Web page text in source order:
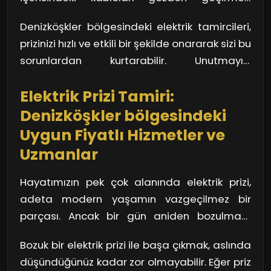
sıkıntıların kökünden çözülmesini sağlayabilir.
Hem güvende olmak hem de kesintisiz bir
enerji akışı için bir uzmana başvurmak akıllıca
olmadığını anlamanıza yardımcı olur. Elinize
bir test cihazı alarak prizden elektrik akışı olup
olmadığını kontrol edebilirsiniz. Ancak eğer
almak her zaman en güvenli yoldur.
Denizköşkler bölgesindeki elektrik tamircileri,
prizinizi hızlı ve etkili bir şekilde onararak sizi bu
sorunlardan kurtarabilir. Unutmayın,
Elektrik Prizi Tamiri:
Denizköşkler bölgesindeki
Uygun Fiyatlı Hizmetler ve
Uzmanlar
Hayatımızın pek çok alanında elektrik prizi,
adeta modern yaşamın vazgeçilmez bir
parçası. Ancak bir gün aniden bozulması,
sağlamaması, can sıkıcı bir durum haline
gelebilir. Denizköşkler gibi büyük bir şehirde,
Bozuk bir elektrik prizi ile başa çıkmak, aslında
düşündüğünüz kadar zor olmayabilir. Eğer priz